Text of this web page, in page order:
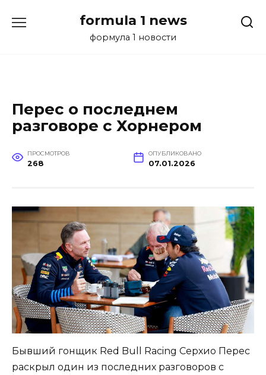
formula 1 news
формула 1 новости
Перес о последнем
разговоре с Хорнером
ПРОСМОТРОВ
268
ОПУБЛИКОВАНО
07.01.2026
Бывший гонщик Red Bull Racing Серхио Перес
раскрыл один из последних разговоров с